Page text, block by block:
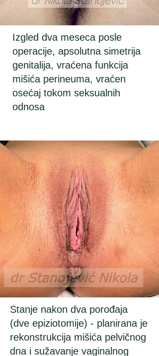
Izgled dva meseca posle
operacije, apsolutna simetrija
genitalija, vraćena funkcija
mišića perineuma, vraćen
osećaj tokom seksualnih
odnosa
Stanje nakon dva porođaja
(dve epiziotomije) - planirana je
rekonstrukcija mišića pelvičnog
dna i sužavanje vaginalnog